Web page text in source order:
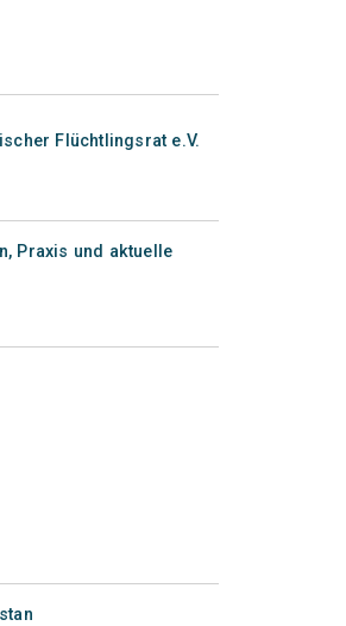
Flüchtlingsrat e.V.
Praxis und aktuelle